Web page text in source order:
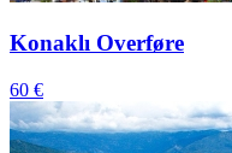
Konaklı Overføre
60 €